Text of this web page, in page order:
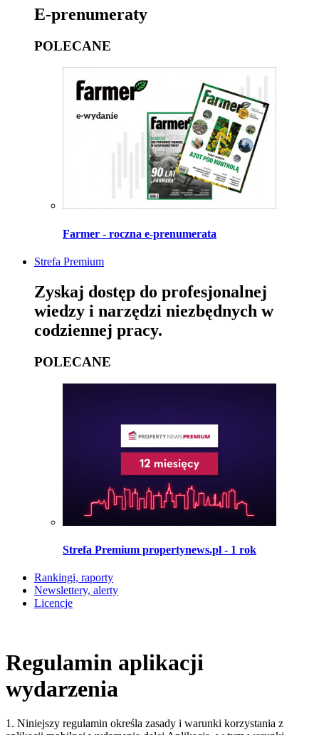
E-prenumeraty
POLECANE
Farmer - roczna e-prenumerata
Strefa Premium
Zyskaj dostęp do profesjonalnej
wiedzy i narzędzi niezbędnych w
codziennej pracy.
POLECANE
Strefa Premium propertynews.pl - 1 rok
Rankingi, raporty
Newslettery, alerty
Licencje
Regulamin aplikacji
wydarzenia
1. Niniejszy regulamin określa zasady i warunki korzystania z